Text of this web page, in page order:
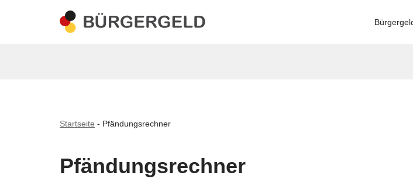
Startseite - Pfändungsrechner
Pfändungsrechner